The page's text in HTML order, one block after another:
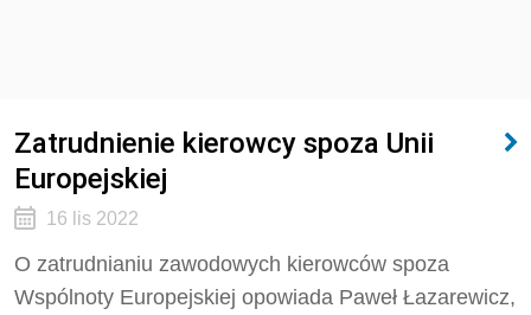
Zatrudnienie kierowcy spoza Unii
Europejskiej
16 lis 2022
O zatrudnianiu zawodowych kierowców spoza
Wspólnoty Europejskiej opowiada Paweł Łazarewicz,